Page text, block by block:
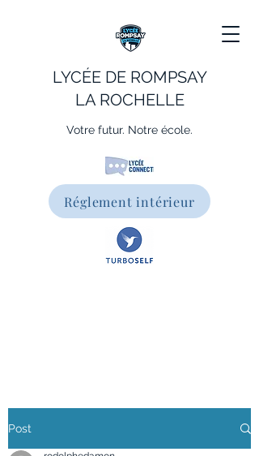
LYCÉE DE ROMPSAY
LA ROCHELLE
Votre futur. Notre école.
Réglement intérieur
Post